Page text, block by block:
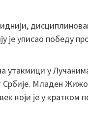
је уписао победу
утакмици у
Србије. Младен
који је у кратком